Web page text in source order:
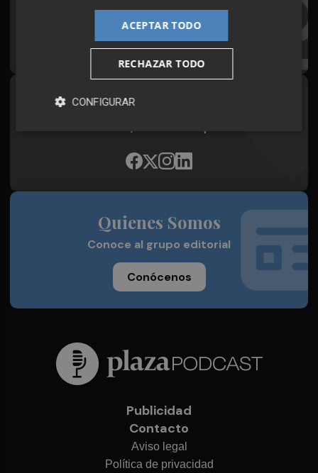
Todos los días a primera hora en tu email
¡Quiero suscribirme!
Síguenos en redes
Quienes Somos
Conoce al grupo editorial
Conócenos
Publicidad
Contacto
Aviso legal
Política de privacidad
ACEPTAR TODO
RECHAZAR TODO
CONFIGURAR